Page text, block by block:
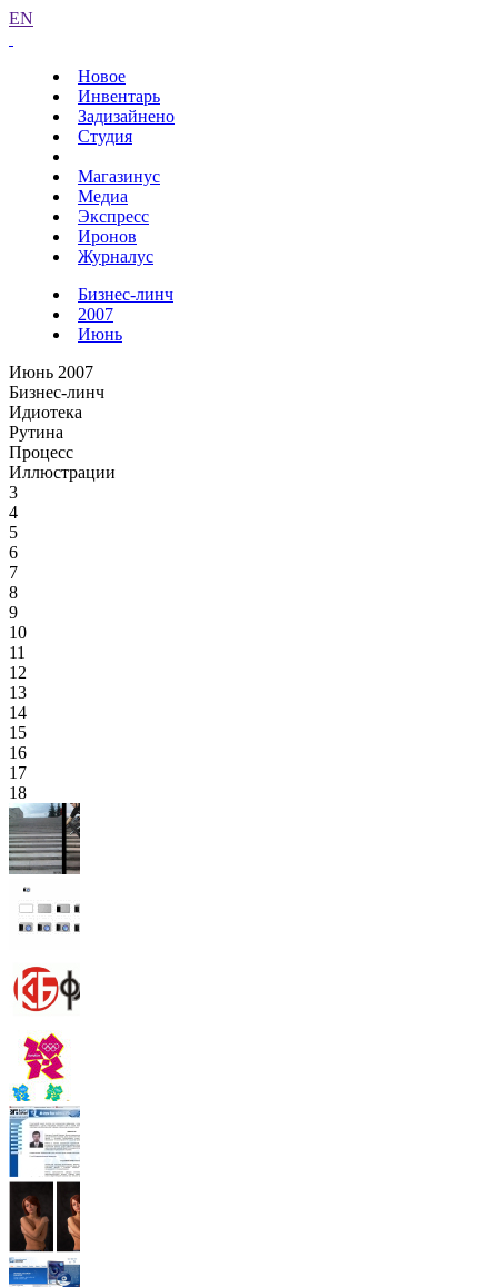
EN
Новое
Инвентарь
Задизайнено
Студия
Магазинус
Медиа
Экспресс
Иронов
Журналус
Бизнес-линч
2007
Июнь
Июнь 2007
Бизнес-линч
Идиотека
Рутина
Процесс
Иллюстрации
3
4
5
6
7
8
9
10
11
12
13
14
15
16
17
18